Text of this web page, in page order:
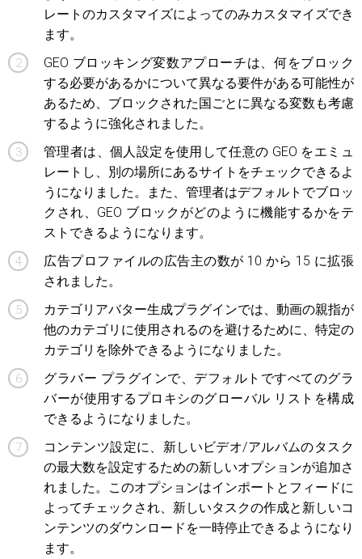
レートのカスタマイズによってのみカスタマイズでき
ます。
GEO ブロッキング変数アプローチは、何をブロック
する必要があるかについて異なる要件がある可能性が
あるため、ブロックされた国ごとに異なる変数も考慮
するように強化されました。
管理者は、個人設定を使用して任意の GEO をエミュ
レートし、別の場所にあるサイトをチェックできるよ
うになりました。また、管理者はデフォルトでブロッ
クされ、GEO ブロックがどのように機能するかをテ
ストできるようになります。
広告プロファイルの広告主の数が 10 から 15 に拡張
されました。
カテゴリアバター生成プラグインでは、動画の親指が
他のカテゴリに使用されるのを避けるために、特定の
カテゴリを除外できるようになりました。
グラバー プラグインで、デフォルトですべてのグラ
バーが使用するプロキシのグローバル リストを構成
できるようになりました。
コンテンツ設定に、新しいビデオ/アルバムのタスク
の最大数を設定するための新しいオプションが追加さ
れました。このオプションはインポートとフィードに
よってチェックされ、新しいタスクの作成と新しいコ
ンテンツのダウンロードを一時停止できるようになり
ます。